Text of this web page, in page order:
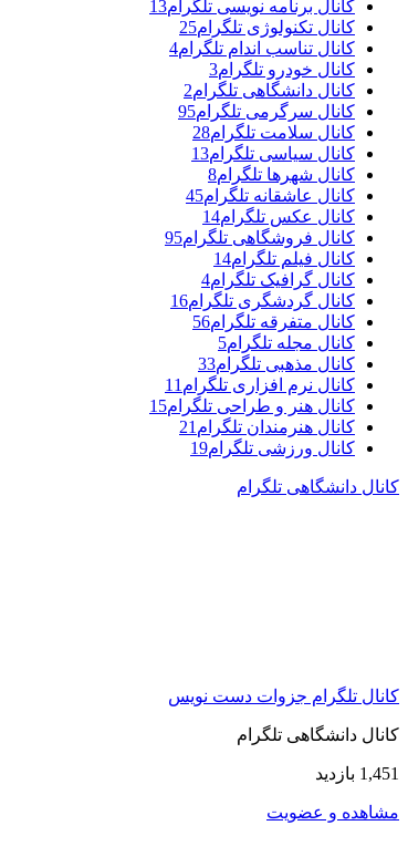
کانال برنامه نویسی تلگرام13
کانال تکنولوژی تلگرام25
کانال تناسب اندام تلگرام4
کانال خودرو تلگرام3
کانال دانشگاهی تلگرام2
کانال سرگرمی تلگرام95
کانال سلامت تلگرام28
کانال سیاسی تلگرام13
کانال شهرها تلگرام8
کانال عاشقانه تلگرام45
کانال عکس تلگرام14
کانال فروشگاهی تلگرام95
کانال فیلم تلگرام14
کانال گرافیک تلگرام4
کانال گردشگری تلگرام16
کانال متفرقه تلگرام56
کانال مجله تلگرام5
کانال مذهبی تلگرام33
کانال نرم افزاری تلگرام 11
کانال هنر و طراحی تلگرام15
کانال هنرمندان تلگرام 21
کانال ورزشی تلگرام19
کانال دانشگاهی تلگرام
کانال تلگرام جزوات دست نویس
کانال دانشگاهی تلگرام
1,451 بازدید
مشاهده و عضویت